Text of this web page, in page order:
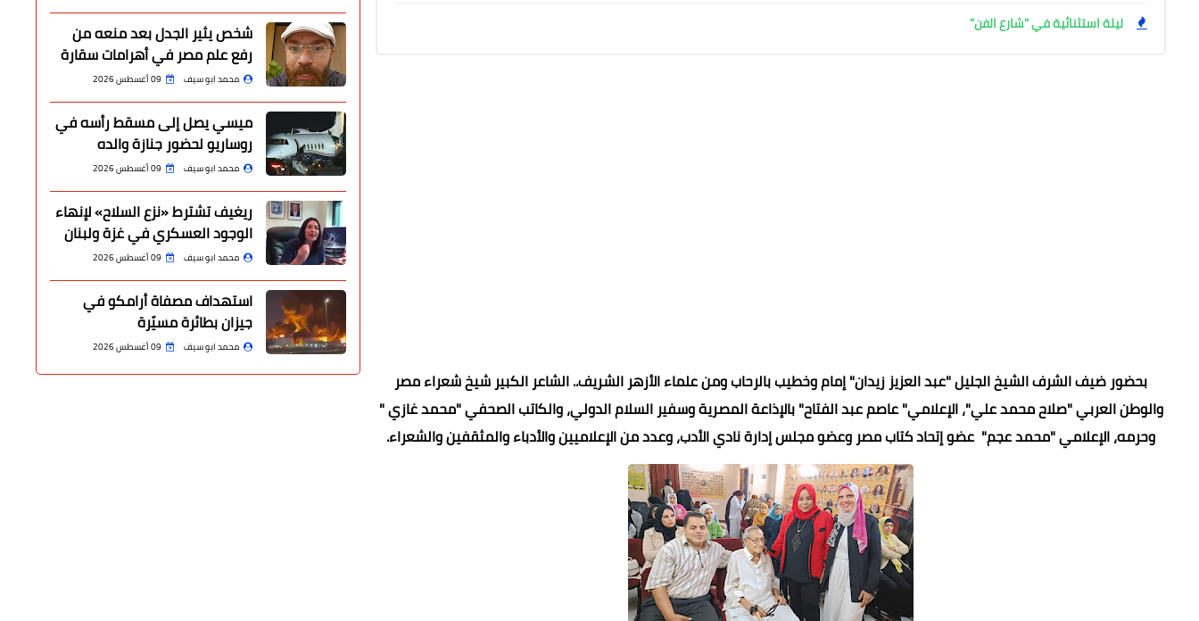
ليلة استثنائية في "شارع الفن"
بحضور ضيف الشرف الشيخ الجليل "عبد العزيز زيدان" إمام وخطيب بالرحاب ومن علماء الأزهر الشريف.. الشاعر الكبير شيخ شعراء مصر
والوطن العربي "صلاح محمد علي"، الإعلامي" عاصم عبد الفتاح" بالإذاعة المصرية وسفير السلام الدولي، والكاتب الصحفي "محمد غازي "
وحرمه، الإعلامي "محمد عجم" عضو إتحاد كتاب مصر وعضو مجلس إدارة نادي الأدب، وعدد من الإعلاميين والأدباء والمثقفين والشعراء.
شخص يثير الجدل بعد منعه من
رفع علم مصر في أهرامات سقارة
محمد ابو سيف 09 أغسطس 2026
ميسي يصل إلى مسقط رأسه في
روساريو لحضور جنازة والده
محمد ابو سيف 09 أغسطس 2026
ريغيف تشترط «نزع السلاح» لإنهاء
الوجود العسكري في غزة ولبنان
محمد ابو سيف 09 أغسطس 2026
استهداف مصفاة أرامكو في
جيزان بطائرة مسيّرة
محمد ابو سيف 09 أغسطس 2026